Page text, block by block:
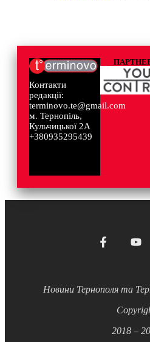
Контакти
редакції:
terminovo.te@gmail.com
м. Тернопіль,
Кульчицької 2А
+380935295439
Новини Тернополя та
2018 –